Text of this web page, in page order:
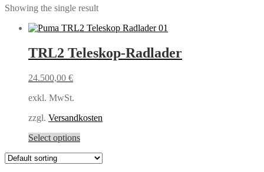
Showing the single result
TRL2 Teleskop-Radlader
24.500,00 €
exkl. MwSt.
zzgl. Versandkosten
Select options